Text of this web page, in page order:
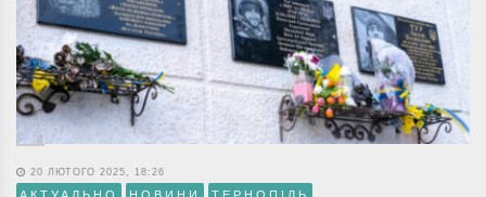
20 ЛЮТОГО 2025, 18:26